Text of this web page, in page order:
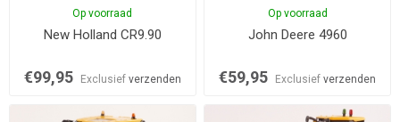
Op voorraad
New Holland CR9.90
€99,95 Exclusief verzenden
Op voorraad
John Deere 4960
€59,95 Exclusiefverzenden